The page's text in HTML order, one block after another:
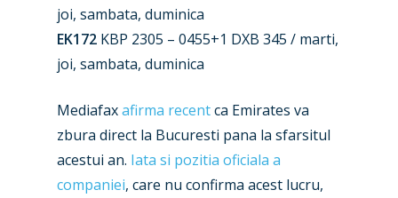
joi, sambata, duminica
EK172 KBP 2305 – 0455+1 DXB 345 / marti,
joi, sambata, duminica
Mediafaxafirma recentca Emirates va
zbura direct la Bucuresti pana la sfarsitul
acestui an. Iata si pozitia oficiala a
companiei, care nu confirma acest lucru,
Farnborough 2024
Farnborough 2022
Dubai 2019
Paris 2019
Trip Reports
Jobs
Contact